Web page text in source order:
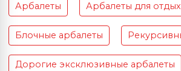
Арбалеты Арбалеты для
Блочные арбалеты
Дорогие эксклюзивные арбалеты